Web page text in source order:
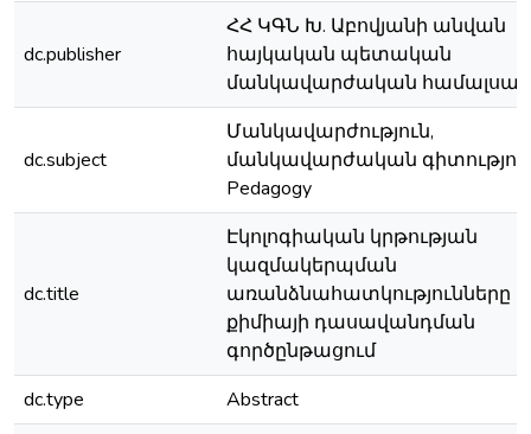
dc.publisher
ՀՀ ԿԳՆ Խ. Աբովյանի անվան
հայկական պետական
մանկավարժական
dc.subject
Մանկավարժություն,
մանկավարժական
Pedagogy
dc.title
Էկոլոգիական կրթության
կազմակերպման
առանձնահատկությունները
քիմիայի դասավանդման
գործընթացում
dc.type
Abstract